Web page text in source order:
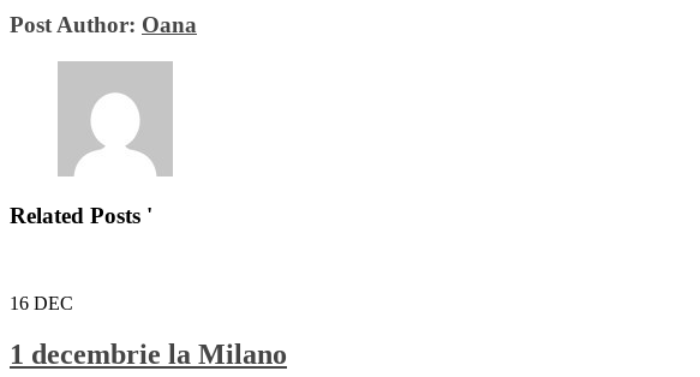
Post Author: Oana
Related Posts '
16 DEC
1 decembrie la Milano